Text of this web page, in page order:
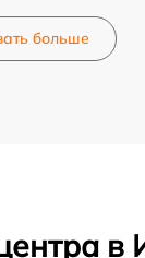
больше
в